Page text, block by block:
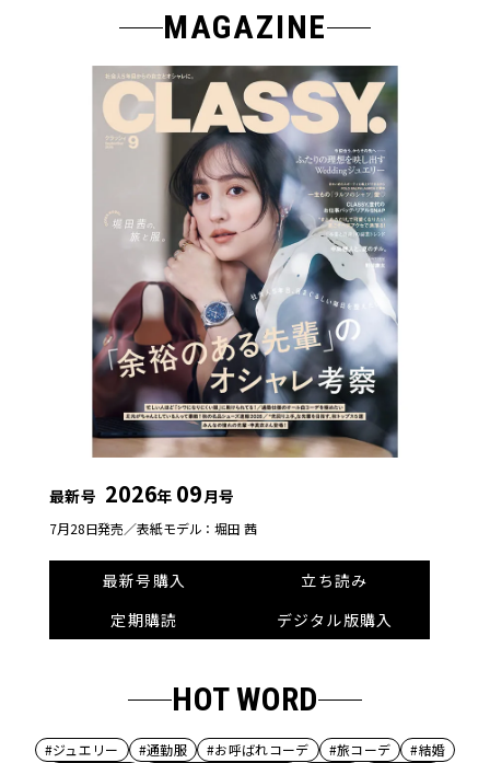
MAGAZINE
最新号 2026年 09月号
7月28日発売／表紙モデル：堀田 茜
最新号購入
立ち読み
定期購読
デジタル版購入
HOT WORD
#ジュエリー #通勤服 #お呼ばれコーデ #旅コーデ
#結婚